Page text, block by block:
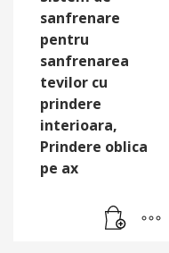
sanfrenare
pentru
sanfrenarea
tevilor cu
prindere
interioara,
Prindere oblica
pe ax